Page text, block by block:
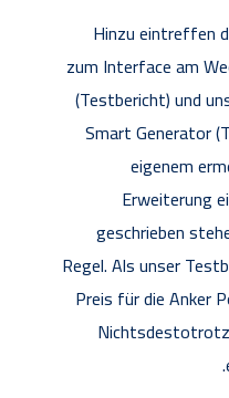
Hinzu eintreffen
zum Interface am
(Testbericht) und
Smart Generator
eigenem
Erweiterung
geschrieben
Regel. Als unser
Preis für die Anker